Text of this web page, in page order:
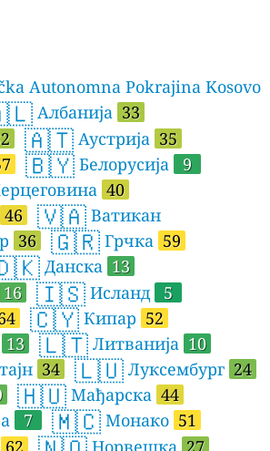
Autonomna Pokrajina Kosovo
Албанија 33
🇦🇹 Аустрија 35
🇧🇾 Белорусија 9
40
46 🇻🇦 Ватикан
36 🇬🇷 Грчка 59
Данска 13
16 🇮🇸 Исланд 5
🇨🇾 Кипар 52
13 🇱🇹 Литванија 10
34 🇱🇺 Луксембург 24
🇭🇺 Мађарска 44
7 🇲🇨 Монако 51
62 Норвешка 27